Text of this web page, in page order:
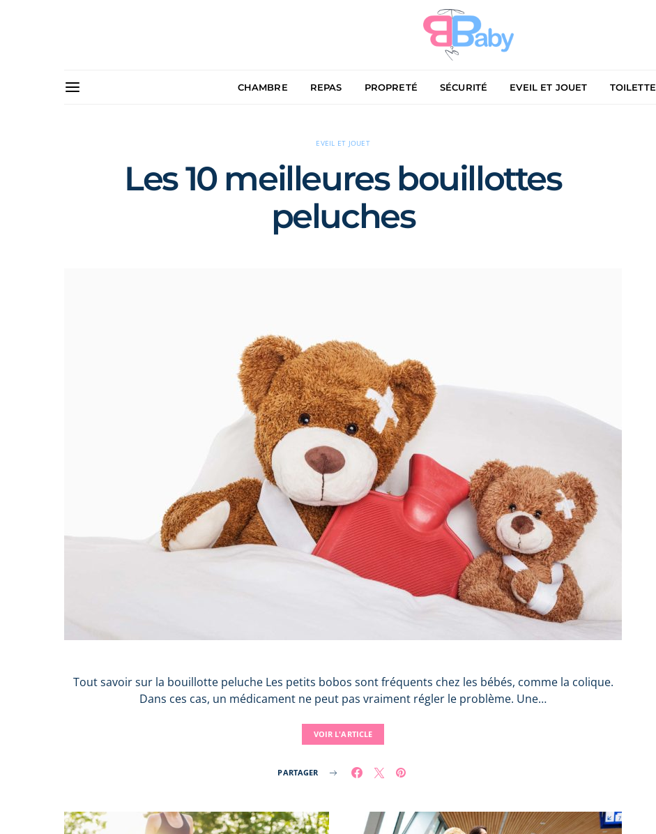
CHAMBRE REPAS PROPRETÉ SÉCURITÉ EVEIL ET JOUET TOILETTE
EVEIL ET JOUET
Les 10 meilleures bouillottes
peluches
Tout savoir sur la bouillotte peluche Les petits bobos sont fréquents chez les bébés, comme la colique.
Dans ces cas, un médicament ne peut pas vraiment régler le problème. Une…
VOIR L'ARTICLE
PARTAGER